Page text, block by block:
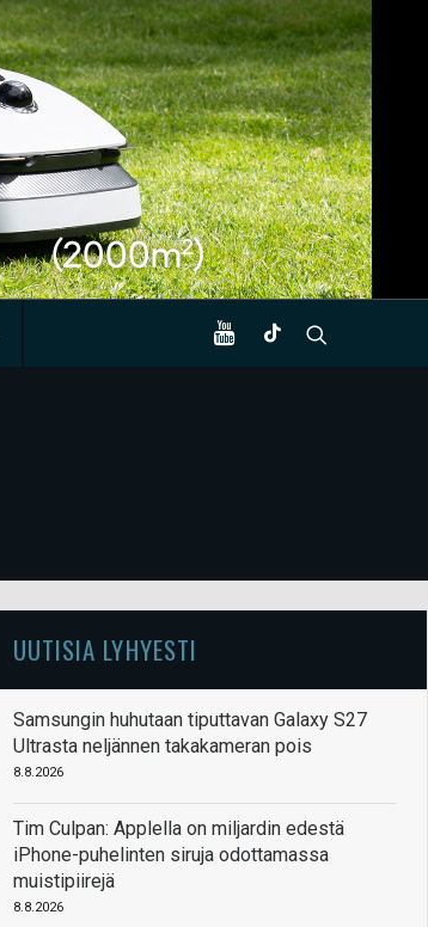
UUTISIA LYHYESTI
Samsungin huhutaan tiputtavan Galaxy S27
Ultrasta neljännen takakameran pois
8.8.2026
Tim Culpan: Applella on miljardin edestä
iPhone-puhelinten siruja odottamassa
muistipiirejä
8.8.2026